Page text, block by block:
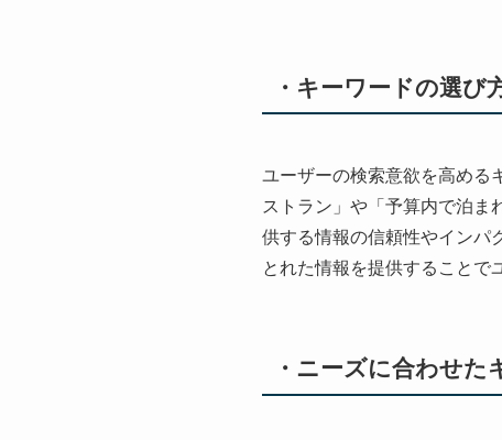
・キーワードの選び
ユーザーの検索意欲を高める
ストラン」や「予算内で泊ま
供する情報の信頼性やインパ
とれた情報を提供することで
・ニーズに合わせた